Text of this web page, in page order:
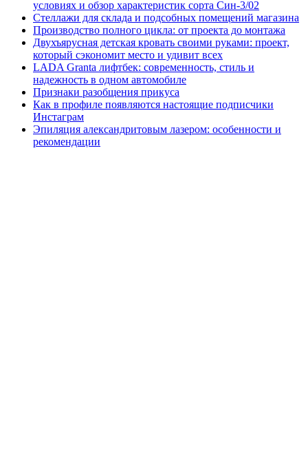
условиях и обзор характеристик сорта Син-3/02
Стеллажи для склада и подсобных помещений магазина
Производство полного цикла: от проекта до монтажа
Двухъярусная детская кровать своими руками: проект,
который сэкономит место и удивит всех
LADA Granta лифтбек: современность, стиль и
надежность в одном автомобиле
Признаки разобщения прикуса
Как в профиле появляются настоящие подписчики
Инстаграм
Эпиляция александритовым лазером: особенности и
рекомендации